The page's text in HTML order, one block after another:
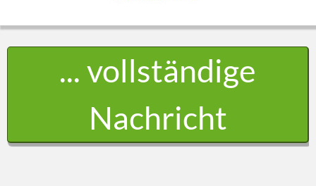
... vollständige
Nachricht